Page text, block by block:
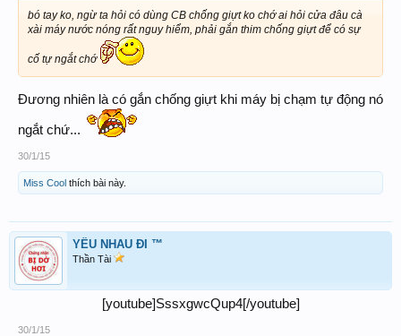
bó tay ko, ngừ ta hỏi có dùng CB chống giựt ko chớ ai hỏi cửa đâu cà
xài máy nước nóng rất nguy hiểm, phải gắn thim chống giựt để có sự
cố tự ngắt chớ
Đương nhiên là có gắn chống giựt khi máy bị chạm tự động nó
ngắt chứ...
30/1/15
Miss Cool thích bài này.
YÊU NHAU ĐI ™
Thần Tài
[youtube]SssxgwcQup4[/youtube]​
30/1/15